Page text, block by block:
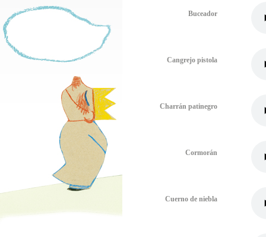
Buceador
Cangrejo pistola
Charrán patinegro
Cormorán
Cuerno de niebla